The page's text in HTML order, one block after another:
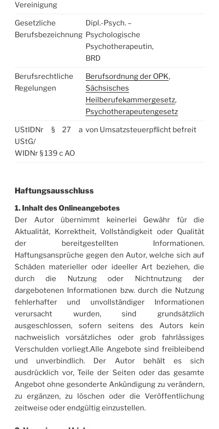
Vereinigung
Gesetzliche
Berufsbezeichnung
Dipl.-Psych. –
Psychologische
Psychotherapeutin,
BRD
Berufsrechtliche
Regelungen
Berufsordnung der OPK,
Sächsisches
Heilberufekammergesetz,
Psychotherapeutengesetz
UStIDNr § 27 a
UStG/
WIDNr § 139 c AO
von Umsatzsteuerpflicht befreit
Haftungsausschluss
1. Inhalt des Onlineangebotes
Der Autor übernimmt keinerlei Gewähr für die
Aktualität, Korrektheit, Vollständigkeit oder Qualität
der bereitgestellten Informationen.
Haftungsansprüche gegen den Autor, welche sich auf
Schäden materieller oder ideeller Art beziehen, die
durch die Nutzung oder Nichtnutzung der
dargebotenen Informationen bzw. durch die Nutzung
fehlerhafter und unvollständiger Informationen
verursacht wurden, sind grundsätzlich
ausgeschlossen, sofern seitens des Autors kein
nachweislich vorsätzliches oder grob fahrlässiges
Verschulden vorliegt.Alle Angebote sind freibleibend
und unverbindlich. Der Autor behält es sich
ausdrücklich vor, Teile der Seiten oder das gesamte
Angebot ohne gesonderte Ankündigung zu verändern,
zu ergänzen, zu löschen oder die Veröffentlichung
zeitweise oder endgültig einzustellen.